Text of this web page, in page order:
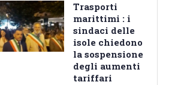
Trasporti
marittimi : i
sindaci delle
isole chiedono
la sospensione
degli aumenti
tariffari